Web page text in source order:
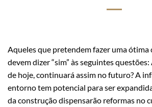
Aqueles que pretendem fazer uma ótima
devem dizer “sim” às seguintes
de hoje, continuará assim no futuro? A
entorno tem potencial para ser
da construção dispensarão reformas no